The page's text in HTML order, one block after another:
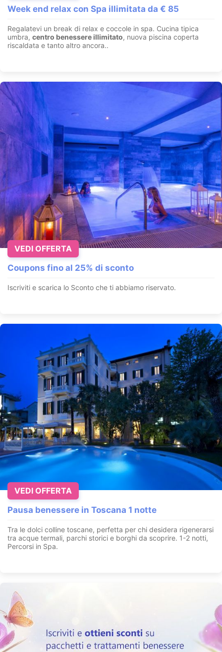
Week end relax con Spa illimitata da € 85
Regalatevi un break di relax e coccole in spa. Cucina tipica
umbra, centro benessere illimitato, nuova piscina coperta
riscaldata e tanto altro ancora..
Coupons fino al 25% di sconto
Iscriviti e scarica lo Sconto che ti abbiamo riservato.
VEDI OFFERTA
Pausa benessere in Toscana 1 notte
Tra le dolci colline toscane, perfetta per chi desidera rigenerarsi
tra acque termali, parchi storici e borghi da scoprire. 1-2 notti,
Percorsi in Spa.
VEDI OFFERTA